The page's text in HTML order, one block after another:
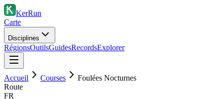
KerRun
Carte
Disciplines
RégionsOutilsGuidesRecordsExplorer
Accueil Courses
Foulées Nocturnes
Route
FR